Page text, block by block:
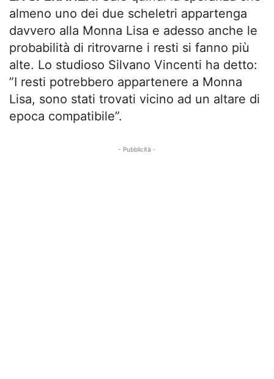
almeno uno dei due scheletri appartenga
davvero alla Monna Lisa e adesso anche le
probabilità di ritrovarne i resti si fanno più
alte. Lo studioso Silvano Vincenti ha detto:
”I resti potrebbero appartenere a Monna
Lisa, sono stati trovati vicino ad un altare di
epoca compatibile”.
- Pubblicità -